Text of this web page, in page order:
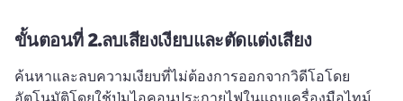
ขั้นตอนที่ 2.ลบเสียงเงียบและตัดแต่งเสียง
ค้นหาและลบความเงียบที่ไม่ต้องการออกจากวิดีโอโดย
อัตโนมัติโดยใช้ปุ่มไอคอนประกายไฟในแถบเครื่องมือไทม์